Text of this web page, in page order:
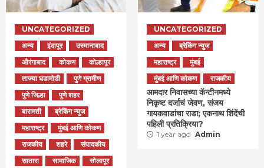
UNCATEGORIZED
अन्य
इंदापूर
उस्मानाबाद
औरंगाबाद
कोकण
कोल्हापूर
ताज्या घडामोडी
पुणे ग्रामीण
पुणे जिल्हा
पुणे शहर
बारामती
ब्रेकिंग न्युज
महाराष्ट्र
मुंबई आणि कोकण
राजकीय
शहरे
संपादकीय
सातारा
सामाजिक सोलापूर
UNCATEGORIZED
अन्य
ब्रेकिंग न्युज
महाराष्ट्र
मुंबई
मुंबई आणि कोकण
राजकीय
आमदार निवासच्या कॅन्टीनमध्ये
निकृष्ट दर्जाचं जेवण, संजय
गायकवाडांचा राडा; एकनाथ शिंदेंची
पहिली प्रतिक्रिया?
1 year ago Admin